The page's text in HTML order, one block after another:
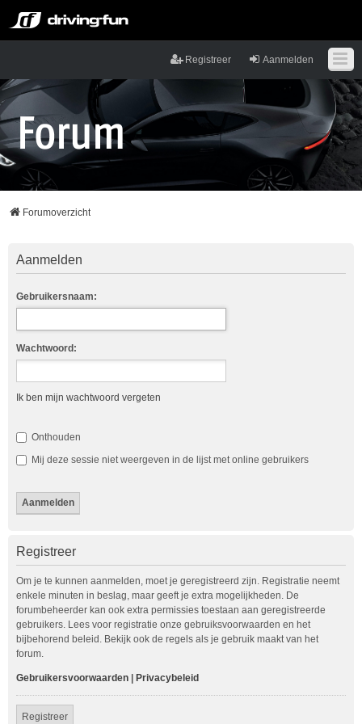
Aanmelden
Registreer
Forumoverzicht
Aanmelden
Gebruikersnaam:
Wachtwoord:
Ik ben mijn wachtwoord vergeten
Onthouden
Mij deze sessie niet weergeven in de lijst met online gebruikers
Registreer
Om je te kunnen aanmelden, moet je geregistreerd zijn. Registratie neemt
enkele minuten in beslag, maar geeft je extra mogelijkheden. De
forumbeheerder kan ook extra permissies toestaan aan geregistreerde
gebruikers. Lees voor registratie onze gebruiksvoorwaarden en het
bijbehorend beleid. Bekijk ook de regels als je gebruik maakt van het
forum.
Gebruikersvoorwaarden Privacybeleid
Registreer